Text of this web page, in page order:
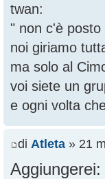
twan:
" non c'è posto
noi giriamo
ma solo al
voi siete un
e ogni volta
di Atleta » 21